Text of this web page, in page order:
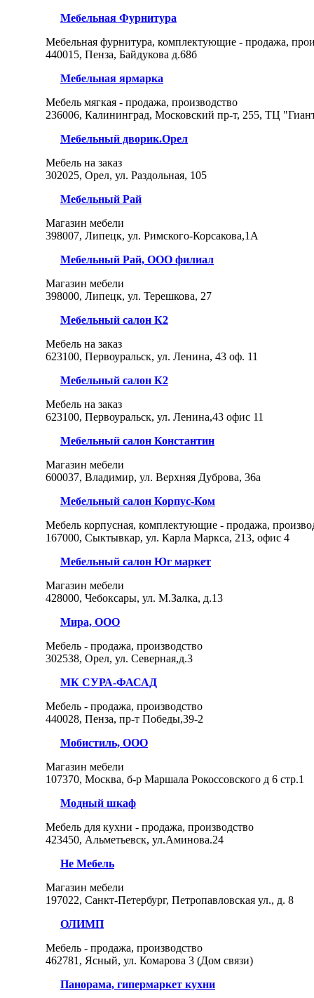
Мебельная Фурнитура
Мебельная фурнитура, комплектующие - продажа,
440015, Пенза, Байдукова д.68б
Мебельная ярмарка
Мебель мягкая - продажа, производство
236006, Калининград, Московский пр-т, 255, ТЦ
Мебельный дворик.Орел
Мебель на заказ
302025, Орел, ул. Раздольная, 105
Мебельный Рай
Магазин мебели
398007, Липецк, ул. Римского-Корсакова,1А
Мебельный Рай, ООО филиал
Магазин мебели
398000, Липецк, ул. Терешкова, 27
Мебельный салон К2
Мебель на заказ
623100, Первоуральск, ул. Ленина, 43 оф. 11
Мебельный салон К2
Мебель на заказ
623100, Первоуральск, ул. Ленина,43 офис 11
Мебельный салон Константин
Магазин мебели
600037, Владимир, ул. Верхняя Дуброва, 36а
Мебельный салон Корпус-Ком
Мебель корпусная, комплектующие - продажа,
167000, Сыктывкар, ул. Карла Маркса, 213, офис 4
Мебельный салон Юг маркет
Магазин мебели
428000, Чебоксары, ул. М.Залка, д.13
Мира, ООО
Мебель - продажа, производство
302538, Орел, ул. Северная,д.3
МК СУРА-ФАСАД
Мебель - продажа, производство
440028, Пенза, пр-т Победы,39-2
Мобистиль, ООО
Магазин мебели
107370, Москва, б-р Маршала Рокоссовского д 6 стр.1
Модный шкаф
Мебель для кухни - продажа, производство
423450, Альметьевск, ул.Аминова.24
Не Мебель
Магазин мебели
197022, Санкт-Петербург, Петропавловская ул., д. 8
ОЛИМП
Мебель - продажа, производство
462781, Ясный, ул. Комарова 3 (Дом связи)
Панорама, гипермаркет кухни